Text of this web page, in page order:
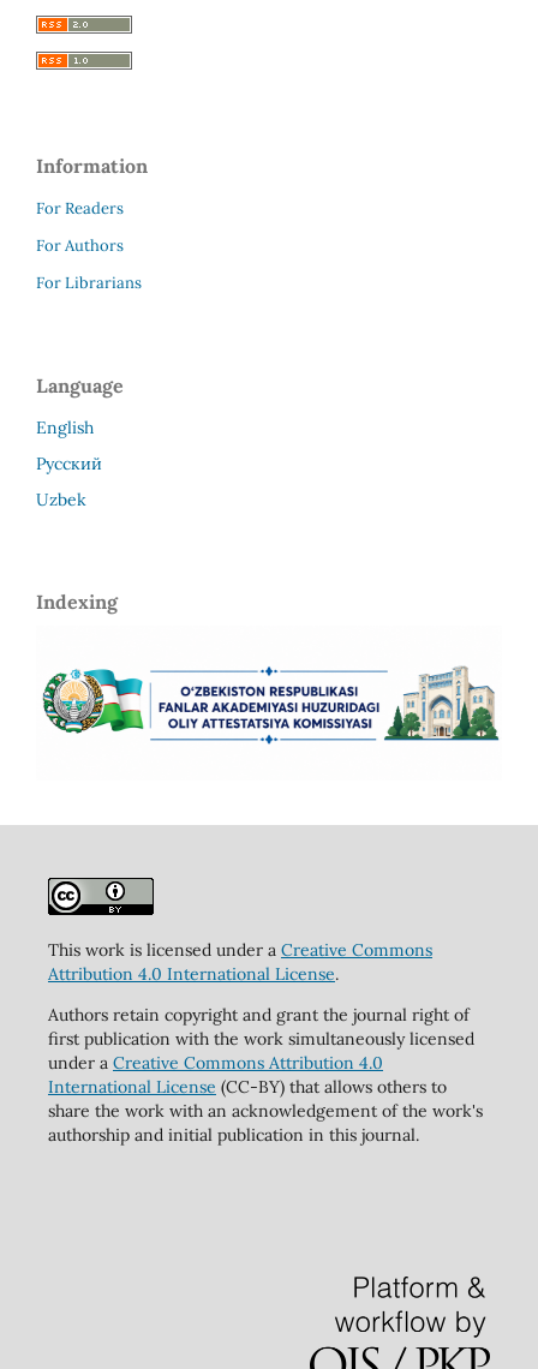
Information
For Readers
For Authors
For Librarians
Language
English
Русский
Uzbek
Indexing
This work is licensed under a Creative Commons
Attribution 4.0 International License.
Authors retain copyright and grant the journal right of
first publication with the work simultaneously licensed
under a Creative Commons Attribution 4.0
International License (CC-BY) that allows others to
share the work with an acknowledgement of the work's
authorship and initial publication in this journal.